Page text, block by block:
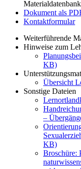
Dokument als
Kontaktformular
Weiterführende
Hinweise zum
KB)
Übersicht
Sonstige Dateien
–
KB)
Broschüre: